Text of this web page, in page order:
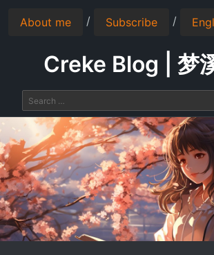
About me / Subscribe /
Creke Blog | 梦